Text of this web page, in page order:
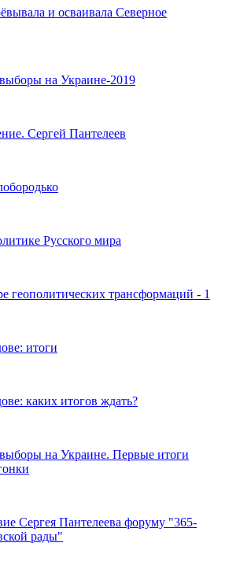
и осваивала Северное
на Украине-2019
Сергей Пантелеев
Русского мира
геополитических трансформаций - 1
итоги
каких итогов ждать?
на Украине. Первые итоги
Сергея Пантелеева форуму "365-
рады"